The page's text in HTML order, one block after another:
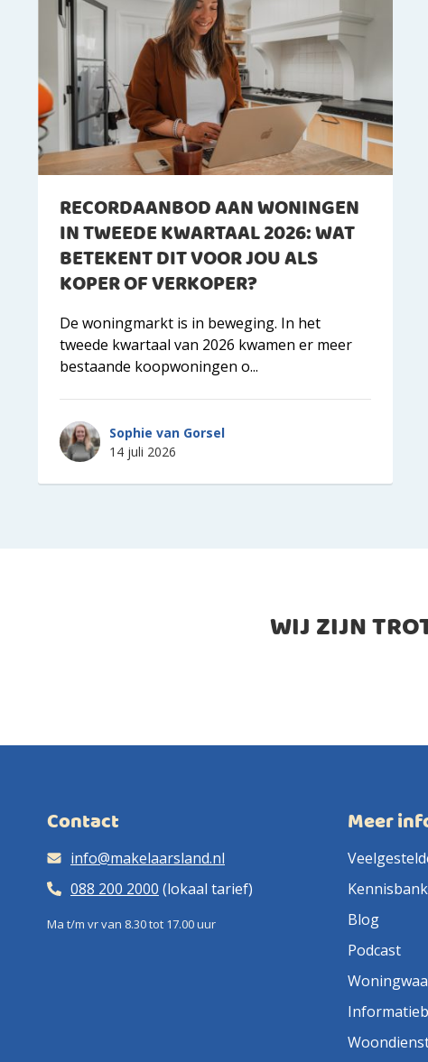
RECORDAANBOD AAN WONINGEN
IN TWEEDE KWARTAAL 2026: WAT
BETEKENT DIT VOOR JOU ALS
KOPER OF VERKOPER?
De woningmarkt is in beweging. In het
tweede kwartaal van 2026 kwamen er meer
bestaande koopwoningen o...
Sophie van Gorsel
14 juli 2026
WIJ ZIJN
Contact
info@makelaarsland.nl
088 200 2000 (lokaal tarief)
Ma t/m vr van 8.30 tot 17.00 uur
Meer
Kennisbank
Blog
Podcast